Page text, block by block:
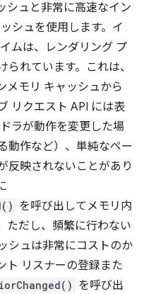
シュと非常に高速なイン
シュを使用します。イ
ムは、レンダリング プ
れています。これは、
メモリ キャッシュから
リクエスト API には表
ラが動作を変更した場
動作など）、単純なペー
反映されないことがあり
を呼び出してメモリ内
ただし、頻繁に行わない
シュは非常にコストのか
ト リスナーの登録また
を呼び出